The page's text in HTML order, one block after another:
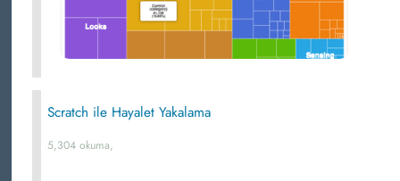
Scratch ile Hayalet Yakalama
5,304 okuma,